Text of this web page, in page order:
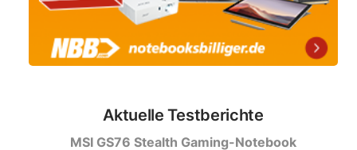
Aktuelle Testberichte
MSI GS76 Stealth Gaming-Notebook